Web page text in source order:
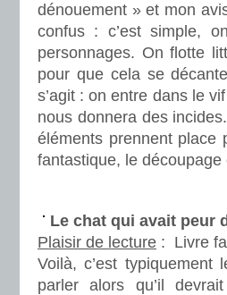
dénouement » et mon
confus : c’est simple,
personnages. On flotte
pour que cela se
s’agit : on entre dans le
nous donnera des
éléments prennent place
fantastique, le
Le chat qui avait peur
Plaisir de lecture : Livre
Voilà, c’est
parler alors qu’il